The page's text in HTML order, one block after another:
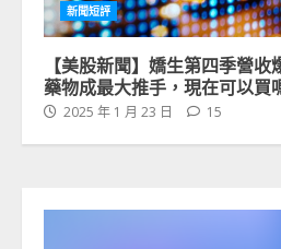
新聞短評
【美股新聞】嬌生第四季營
藥物成最大推手，現在可以買
2025 年 1 月 23 日 15